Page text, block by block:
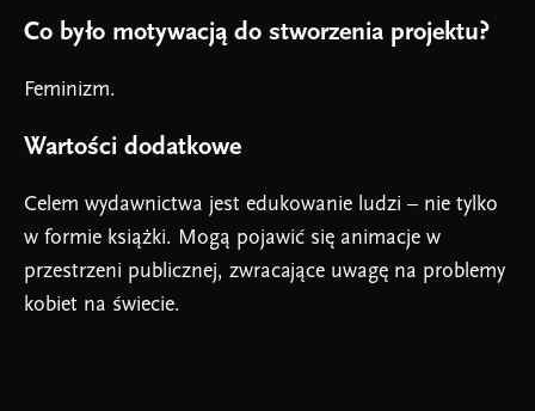
Co było motywacją do stworzenia projektu?
Feminizm.
Wartości dodatkowe
Celem wydawnictwa jest edukowanie ludzi – nie tylko
w formie książki. Mogą pojawić się animacje w
przestrzeni publicznej, zwracające uwagę na problemy
kobiet na świecie.